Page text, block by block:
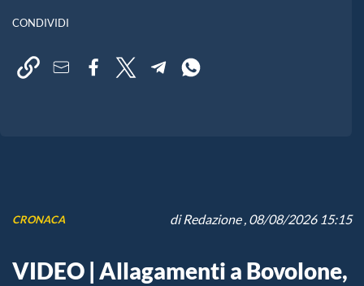
CONDIVIDI
CRONACA diRedazione, 08/08/2026 15:15
VIDEO | Allagamenti a Bovolone,